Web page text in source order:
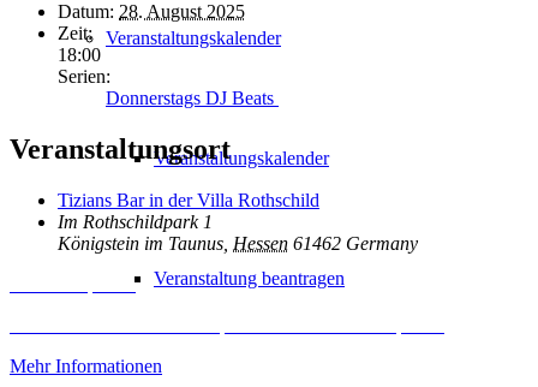
Veranstaltungskalender
Veranstaltungskalender
Veranstaltung beantragen
Datum: 28. August 2025
Zeit:
18:00
Serien:
Donnerstags DJ Beats
Veranstaltungsort
Tizians Bar in der Villa Rothschild
Im Rothschildpark 1
Königstein im Taunus Hessen 61462 Germany
Inhalt entsperren
Mehr Informationen